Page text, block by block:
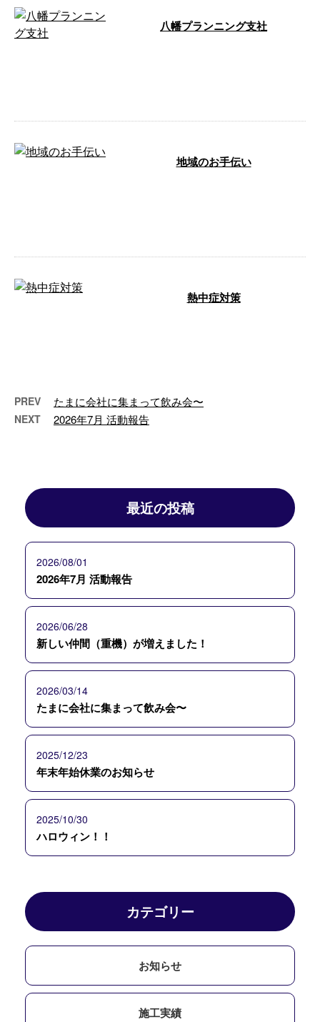
八幡プランニング支社
地域のお手伝い
熱中症対策
PREV たまに会社に集まって飲み会〜
NEXT 2026年7月 活動報告
最近の投稿
2026/08/01
2026年7月 活動報告
2026/06/28
新しい仲間（重機）が増えました！
2026/03/14
たまに会社に集まって飲み会〜
2025/12/23
年末年始休業のお知らせ
2025/10/30
ハロウィン！！
カテゴリー
お知らせ
施工実績